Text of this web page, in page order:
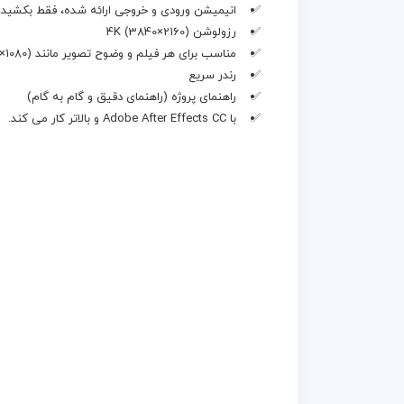
انیمیشن ورودی و خروجی ارائه شده، فقط بکشید.
رزولوشن 4K (3840×2160)
مناسب برای هر فیلم و وضوح تصویر مانند 540p، 720p، 1080p (1920×1080) و 2K
رندر سریع
راهنمای پروژه (راهنمای دقیق و گام به گام)
با Adobe After Effects CC و بالاتر کار می کند.